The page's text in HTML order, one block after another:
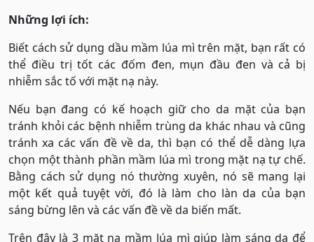
Những lợi ích:
Biết cách sử dụng dầu mầm lúa mì trên mặt, bạn rất có
thể điều trị tốt các đốm đen, mụn đầu đen và cả bị
nhiễm sắc tố với mặt nạ này.
Nếu bạn đang có kế hoạch giữ cho da mặt của bạn
tránh khỏi các bệnh nhiễm trùng da khác nhau và cũng
tránh xa các vấn đề về da, thì bạn có thể dễ dàng lựa
chọn một thành phần mầm lúa mì trong mặt nạ tự chế.
Bằng cách sử dụng nó thường xuyên, nó sẽ mang lại
một kết quả tuyệt vời, đó là làm cho làn da của bạn
sáng bừng lên và các vấn đề về da biến mất.
Trên đây là 3 mặt nạ mầm lúa mì giúp làm sáng da để